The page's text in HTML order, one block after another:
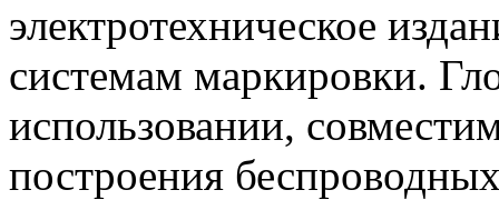
электротехническое
системам маркировки.
использовании,
построения